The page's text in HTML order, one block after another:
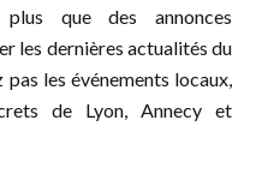
que des annonces
les dernières actualités du
les événements locaux,
de Lyon, Annecy et